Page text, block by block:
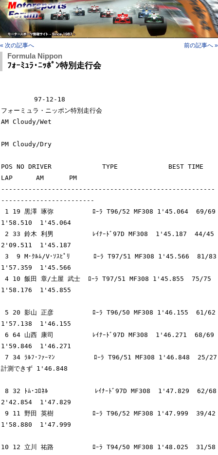
« 次の記事へ 前の記事へ »
Formula Nippon
ﾌｫｰﾐｭﾗ･ﾆｯﾎﾟﾝ特別走行会
97-12-18
フォーミュラ・ニッポン特別走行会
AM Cloudy/Wet
PM Cloudy/Dry
POS NO DRIVER             TYPE             BEST TIME
LAP      AM　　　　PM
-------------------------------------------------------
------------------------
1'58.510  1'45.064
2'09.511  1'45.187
1'57.359  1'45.566
1'58.176  1'45.855
1'57.138  1'46.155
1'59.846  1'46.271
計測できず 1'46.848
2'42.854  1'47.829
1'58.880  1'47.999
10 12 立川 祐路          ﾛｰﾗ T94/50 MF308 1'48.025  31/58